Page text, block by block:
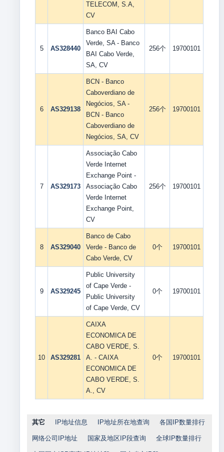
TELECOM, S.A,
CV
5 AS328440
Banco BAI Cabo
Verde, SA - Banco
BAI Cabo Verde,
SA, CV
256个 19700101
6 AS329138
BCN - Banco
Caboverdiano de
Negócios, SA -
BCN - Banco
Caboverdiano de
Negócios, SA, CV
256个 19700101
7 AS329173
Associação Cabo
Verde Internet
Exchange Point -
Associação Cabo
Verde Internet
Exchange Point,
CV
256个 19700101
8 AS329040
Banco de Cabo
Verde - Banco de
Cabo Verde, CV
0个 19700101
9 AS329245
Public University
of Cape Verde -
Public University
of Cape Verde, CV
0个 19700101
10 AS329281
CAIXA
ECONOMICA DE
CABO VERDE, S.
A. - CAIXA
ECONOMICA DE
CABO VERDE, S.
A., CV
0个 19700101
其它 IP地址信息 IP地址所在地查询 各国IP数量排行
网络公司IP地址 国家及地区IP段查询 全球IP数量排行